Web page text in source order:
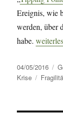
Ereignis, wie
werden, über
habe.„Tipping
Veröffentlicht
am
04/05/2016
Krise